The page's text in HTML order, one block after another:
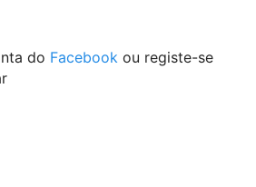
do Facebook ou registe-se